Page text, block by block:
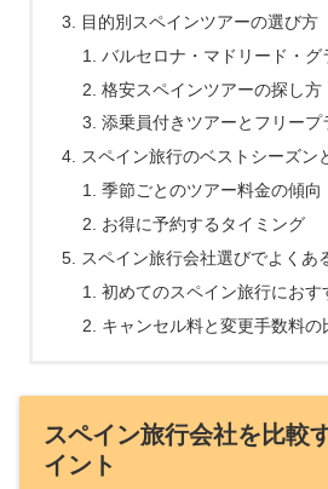
目的別スペインツアーの選び方
バルセロナ・マドリード・グ
格安スペインツアーの探し方
添乗員付きツアーとフリープ
スペイン旅行のベストシーズン
季節ごとのツアー料金の傾向
お得に予約するタイミング
スペイン旅行会社選びでよくあ
初めてのスペイン旅行におす
キャンセル料と変更手数料の
スペイン旅行会社を比較
イント